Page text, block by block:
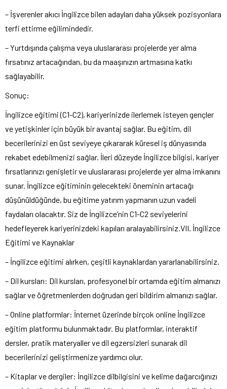
– İşverenler akıcı İngilizce bilen adayları daha yüksek pozisyonlara
terfi ettirme eğilimindedir.
– Yurtdışında çalışma veya uluslararası projelerde yer alma
fırsatınız artacağından, bu da maaşınızın artmasına katkı
sağlayabilir.
Sonuç:
İngilizce eğitimi (C1-C2), kariyerinizde ilerlemek isteyen gençler
ve yetişkinler için büyük bir avantaj sağlar. Bu eğitim, dil
becerilerinizi en üst seviyeye çıkararak küresel iş dünyasında
rekabet edebilmenizi sağlar. İleri düzeyde İngilizce bilgisi, kariyer
fırsatlarınızı genişletir ve uluslararası projelerde yer alma imkanını
sunar. İngilizce eğitiminin gelecekteki öneminin artacağı
düşünüldüğünde, bu eğitime yatırım yapmanın uzun vadeli
faydaları olacaktır. Siz de İngilizce’nin C1-C2 seviyelerini
hedefleyerek kariyerinizdeki kapıları aralayabilirsiniz.VII. İngilizce
Eğitimi ve Kaynaklar
– İngilizce eğitimi alırken, çeşitli kaynaklardan yararlanabilirsiniz.
– Dil kursları: Dil kursları, profesyonel bir ortamda eğitim almanızı
sağlar ve öğretmenlerden doğrudan geri bildirim almanızı sağlar.
– Online platformlar: İnternet üzerinde birçok online İngilizce
eğitim platformu bulunmaktadır. Bu platformlar, interaktif
dersler, pratik materyaller ve dil egzersizleri sunarak dil
becerilerinizi geliştirmenize yardımcı olur.
– Kitaplar ve dergiler: İngilizce dilbilgisini ve kelime dağarcığınızı